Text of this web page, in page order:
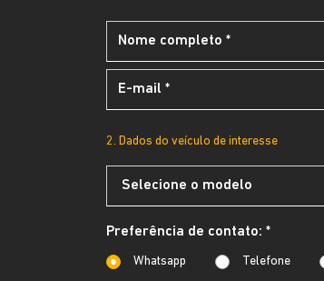
2. Dados do veículo de interesse
Preferência de contato: *
Whatsapp Telefone